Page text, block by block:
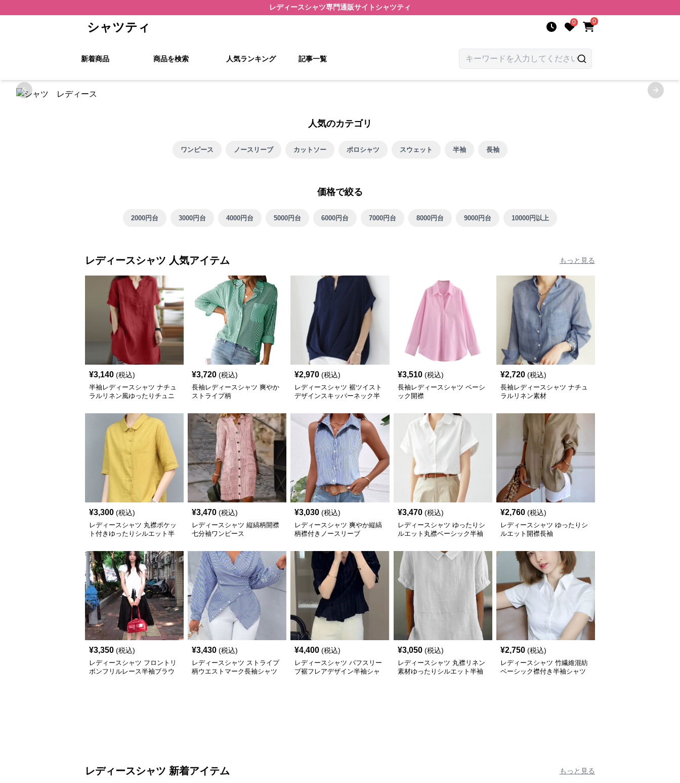
レディースシャツ専門通販サイト シャツティ
シャツティ 0 0
新着商品 商品を検索 人気ランキング 記事一覧
Previous slide Next
人気のカテゴリ
ワンピース ノースリーブ カットソー ポロシャツ スウェット 半袖 長袖
価格で絞る
2000円台 3000円台 4000円台 5000円台 6000円台 7000円台 8000円台 9000円台 10000円以上
レディースシャツ 人気アイテム もっと見る
¥3,140 (税込)
半袖レディースシャツ ナチュ
ラルリネン風ゆったりチュニ
¥3,720 (税込)
長袖レディースシャツ 爽やか
ストライプ柄
¥2,970 (税込)
レディースシャツ 裾ツイスト
デザインスキッパーネック半
¥3,510 (税込)
長袖レディースシャツ ベーシ
ック開襟
¥2,720 (税込)
長袖レディースシャツ ナチュ
ラルリネン素材
¥3,300 (税込)
レディースシャツ 丸襟ポケッ
ト付きゆったりシルエット半
¥3,470 (税込)
レディースシャツ 縦縞柄開襟
七分袖ワンピース
¥3,030 (税込)
レディースシャツ 爽やか縦縞
柄襟付きノースリーブ
¥3,470 (税込)
レディースシャツ ゆったりシ
ルエット丸襟ベーシック半袖
¥2,760 (税込)
レディースシャツ ゆったりシ
ルエット開襟長袖
¥3,350 (税込)
レディースシャツ フロントリ
ボンフリルレース半袖ブラウ
¥3,430 (税込)
レディースシャツ ストライプ
柄ウエストマーク長袖シャツ
¥4,400 (税込)
レディースシャツ パフスリー
ブ裾フレアデザイン半袖シャ
¥3,050 (税込)
レディースシャツ 丸襟リネン
素材ゆったりシルエット半袖
¥2,750 (税込)
レディースシャツ 竹繊維混紡
ベーシック襟付き半袖シャツ
レディースシャツ 新着アイテム もっと見る